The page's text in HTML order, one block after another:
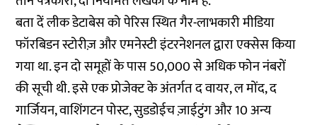
बता दें लीक डेटाबेस को पेरिस स्थित गैर-लाभकारी मीडिया
फॉरबिडन स्टोरीज़ और एमनेस्टी इंटरनेशनल द्वारा एक्सेस किया
गया था. इन दो समूहों के पास 50,000 से अधिक फोन नंबरों
की सूची थी. इसे एक प्रोजेक्ट के अंतर्गत द वायर, ल मोंद, द
गार्जियन, वाशिंगटन पोस्ट, सुडडोईच ज़ाईटुंग और 10 अन्य